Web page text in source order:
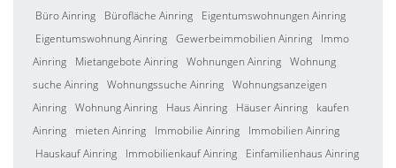
Büro Ainring Bürofläche Ainring
Eigentumswohnungen Ainring
Eigentumswohnung Ainring Gewerbeimmobilien Ainring
Immo
Ainring
Mietangebote Ainring Wohnungen Ainring Wohnung
suche Ainring Wohnungssuche Ainring Wohnungsanzeigen
Ainring Wohnung Ainring Haus Ainring Häuser Ainring
kaufen
Ainring
mieten Ainring Immobilie Ainring
Immobilien Ainring
Hauskauf Ainring
Immobilienkauf Ainring
Einfamilienhaus Ainring